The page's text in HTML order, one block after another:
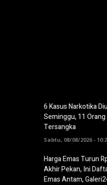
6 Kasus Narkotika
Seminggu, 11
Tersangka
Sabtu, 08/08/2026 -
Harga Emas Turun
Akhir Pekan, Ini
Emas Antam,